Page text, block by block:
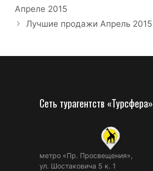
Апреле 2015
Лучшие продажи Апрель 2015
Сеть турагентств «Турсфера»
метро «Пр. Просвещения»,
ул. Шостаковича 5 к. 1